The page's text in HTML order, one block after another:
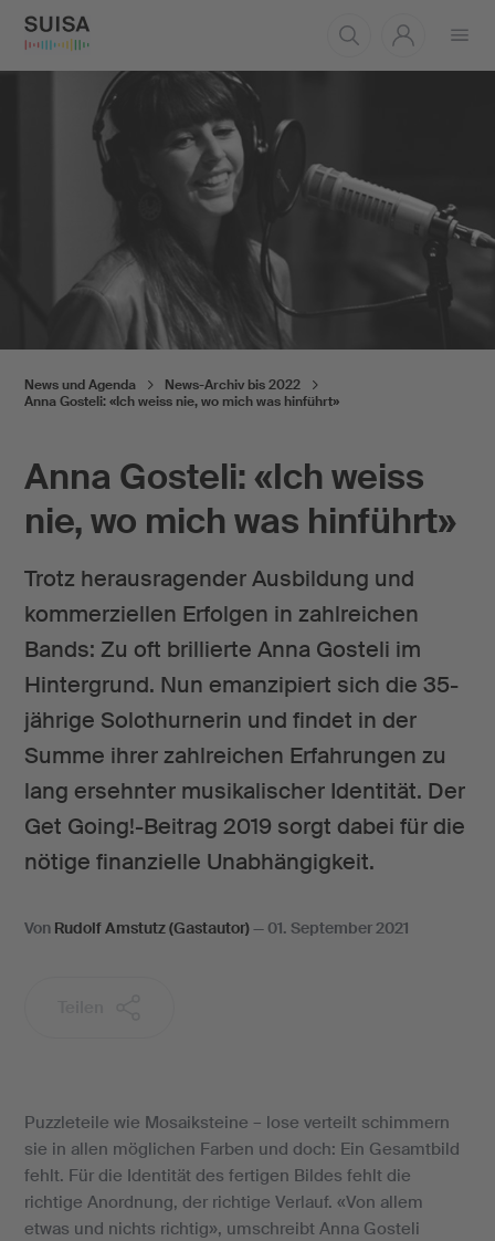
Anna Gosteli: «Ich weiss
nie, wo mich was hinführt»
Trotz herausragender Ausbildung und
kommerziellen Erfolgen in zahlreichen
Bands: Zu oft brillierte Anna Gosteli im
Hintergrund. Nun emanzipiert sich die 35-
jährige Solothurnerin und findet in der
Summe ihrer zahlreichen Erfahrungen zu
lang ersehnter musikalischer Identität. Der
Get Going!-Beitrag 2019 sorgt dabei für die
nötige finanzielle Unabhängigkeit.
News und Agenda
News-Archiv bis 2022
Anna Gosteli: «Ich weiss nie, wo mich was hinführt»
Von Rudolf Amstutz (Gastautor)— 01. September 2021
Puzzleteile wie Mosaiksteine – lose verteilt schimmern
sie in allen möglichen Farben und doch: Ein Gesamtbild
fehlt. Für die Identität des fertigen Bildes fehlt die
richtige Anordnung, der richtige Verlauf. «Von allem
etwas und nichts richtig», umschreibt Anna Gosteli